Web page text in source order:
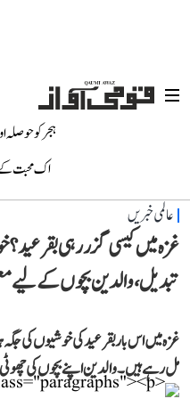
ہجر کو
اک محبت
عالمی خبریں
غزہ میں کیسی گزر رہی
تبدیل، والدین بچوں کے لیے
غزہ میں اس بار بقرعید کی خوشیوں کی
مل رہے ہیں۔ والدین اپنے بچوں کی